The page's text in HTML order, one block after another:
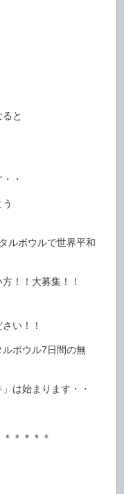
と
・
ルボウルで世界平和
！！大募集！！
い！！
ルボウル7日間の無
は始まります・・
＊＊＊＊